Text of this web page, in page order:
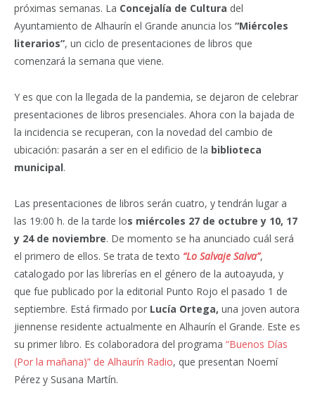
próximas semanas. La Concejalía de Cultura del
Ayuntamiento de Alhaurín el Grande anuncia los “Miércoles
literarios”, un ciclo de presentaciones de libros que
comenzará la semana que viene.
Y es que con la llegada de la pandemia, se dejaron de celebrar
presentaciones de libros presenciales. Ahora con la bajada de
la incidencia se recuperan, con la novedad del cambio de
ubicación: pasarán a ser en el edificio de la biblioteca
municipal.
Las presentaciones de libros serán cuatro, y tendrán lugar a
las 19:00 h. de la tarde los miércoles 27 de octubre y 10, 17
y 24 de noviembre. De momento se ha anunciado cuál será
el primero de ellos. Se trata de texto “Lo Salvaje Salva”,
catalogado por las librerías en el género de la autoayuda, y
que fue publicado por la editorial Punto Rojo el pasado 1 de
septiembre. Está firmado por Lucía Ortega, una joven autora
jiennense residente actualmente en Alhaurín el Grande. Este es
su primer libro. Es colaboradora del programa “Buenos Días
(Por la mañana)” de Alhaurín Radio, que presentan Noemí
Pérez y Susana Martín.